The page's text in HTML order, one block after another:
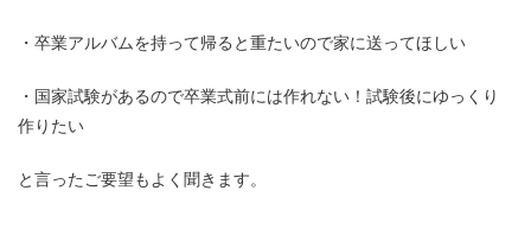
・卒業アルバムを持って帰ると重たいので家に送ってほしい
・国家試験があるので卒業式前には作れない！試験後にゆっくり
作りたい
と言ったご要望もよく聞きます。